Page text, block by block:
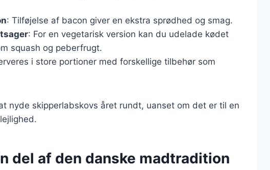
: Tilføjelse af bacon giver en ekstra sprødhed og smag.
: For en vegetarisk version kan du udelade kødet
squash og peberfrugt.
i store portioner med forskellige tilbehør som
nyde skipperlabskovs året rundt, uanset om det er til en
del af den danske madtradition